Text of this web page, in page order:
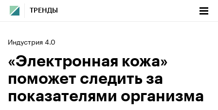
ТРЕНДЫ
Индустрия 4.0
«Электронная кожа»
поможет следить за
показателями организма